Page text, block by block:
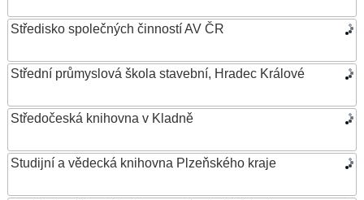
Středisko společných činností AV ČR
Střední průmyslová škola stavební, Hradec Králové
Středočeská knihovna v Kladně
Studijní a vědecká knihovna Plzeňského kraje